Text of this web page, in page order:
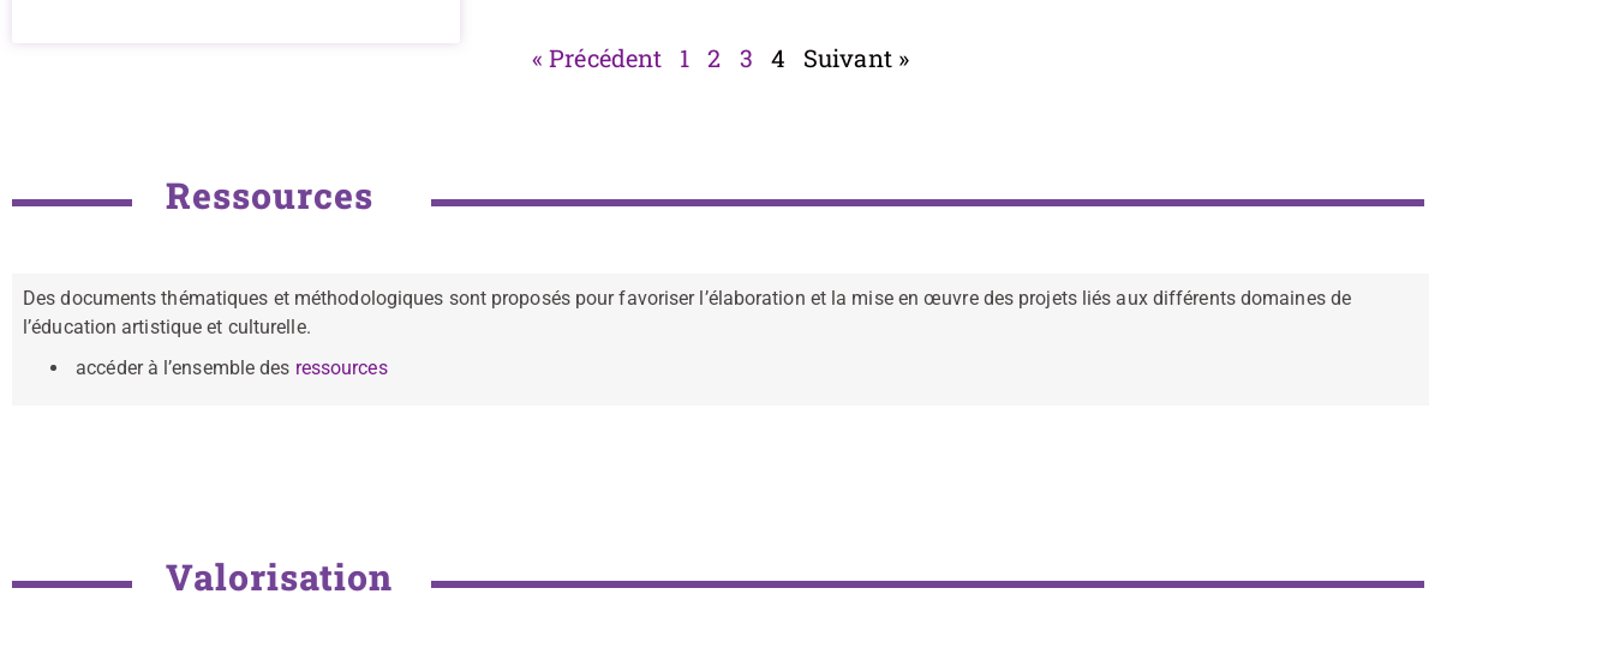
« Précédent 1 2 3 4 Suivant »
Ressources
Des documents thématiques et méthodologiques sont proposés pour favoriser l’élaboration et la mise en œuvre des projets liés aux différents domaines de
l’éducation artistique et culturelle.
accéder à l’ensemble des ressources
Valorisation